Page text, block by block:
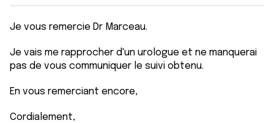
Je vous remercie Dr Marceau.
Je vais me rapprocher d'un urologue et ne manquerai
pas de vous communiquer le suivi obtenu.
En vous remerciant encore,
Cordialement,